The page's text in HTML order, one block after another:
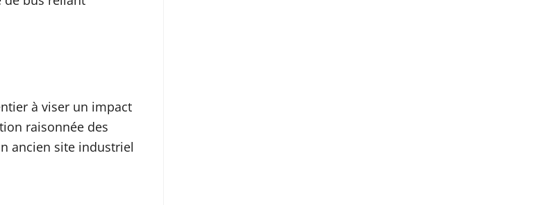
à viser un impact
raisonnée des
ancien site industriel